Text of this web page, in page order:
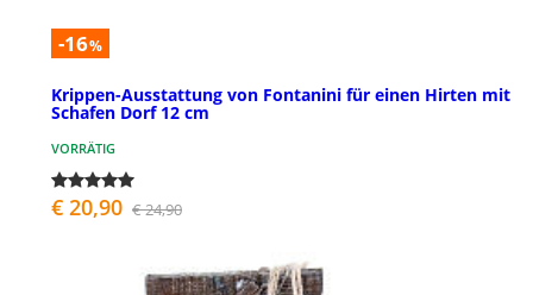
-16%
Krippen-Ausstattung von Fontanini für einen Hirten mit
Schafen Dorf 12 cm
VORRÄTIG
€ 20,90 € 24,90